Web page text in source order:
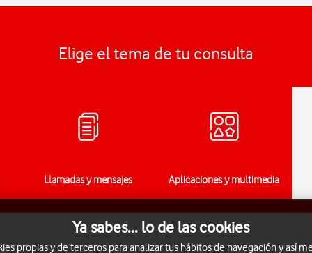
Elige el tema de tu consulta
Llamadas y mensajes Aplicaciones y multimedia
Ya sabes... lo de las cookies
propias y de terceros para analizar tus hábitos de navegación y así